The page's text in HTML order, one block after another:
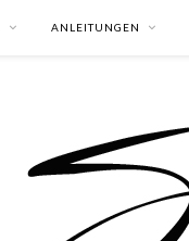
ANLEITUNGEN